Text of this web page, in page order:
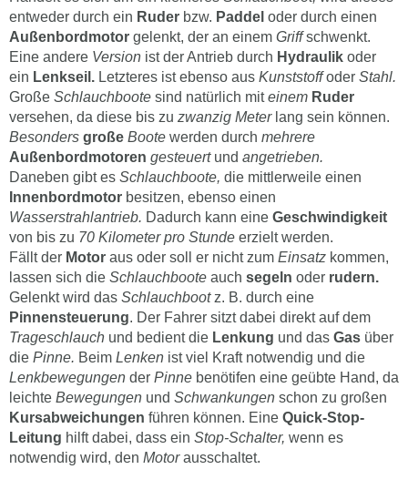
entweder durch ein Ruder bzw. Paddel oder durch einen
Außenbordmotor gelenkt, der an einem Griffschwenkt.
Eine andere Version ist der Antrieb durch Hydraulik oder
ein Lenkseil. Letzteres ist ebenso aus Kunststoffoder Stahl.
Große Schlauchboote sind natürlich miteinem Ruder
versehen, da diese bis zu zwanzig Meterlang sein können.
Besonders große Boote werden durch mehrere
Außenbordmotoren gesteuertund angetrieben.
Daneben gibt es Schlauchboote, die mittlerweile einen
Innenbordmotor besitzen, ebenso einen
Wasserstrahlantrieb. Dadurch kann eine Geschwindigkeit
von bis zu 70 Kilometer pro Stunde erzielt werden.
Fällt der Motor aus oder soll er nicht zum Einsatz kommen,
lassen sich die Schlauchboote auch segeln oder rudern.
Gelenkt wird das Schlauchbootz. B. durch eine
Pinnensteuerung. Der Fahrer sitzt dabei direkt auf dem
Trageschlauch und bedient die Lenkung und das Gas über
die Pinne. Beim Lenken ist viel Kraft notwendig und die
Lenkbewegungen der Pinne benötifen eine geübte Hand, da
leichte Bewegungen und Schwankungen schon zu großen
Kursabweichungen führen können. Eine Quick-Stop-
Leitung hilft dabei, dass ein Stop-Schalter, wenn es
notwendig wird, den Motorausschaltet.